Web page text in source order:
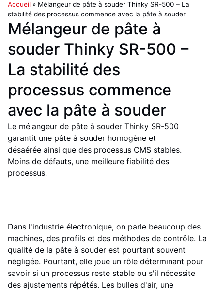
Accueil » Mélangeur de pâte à souder Thinky SR-500 – La
stabilité des processus commence avec la pâte à souder
Mélangeur de pâte à
souder Thinky SR-500 –
La stabilité des
processus commence
avec la pâte à souder
Le mélangeur de pâte à souder Thinky SR-500
garantit une pâte à souder homogène et
désaérée ainsi que des processus CMS stables.
Moins de défauts, une meilleure fiabilité des
processus.
Dans l'industrie électronique, on parle beaucoup des
machines, des profils et des méthodes de contrôle. La
qualité de la pâte à souder est pourtant souvent
négligée. Pourtant, elle joue un rôle déterminant pour
savoir si un processus reste stable ou s'il nécessite
des ajustements répétés. Les bulles d'air, une